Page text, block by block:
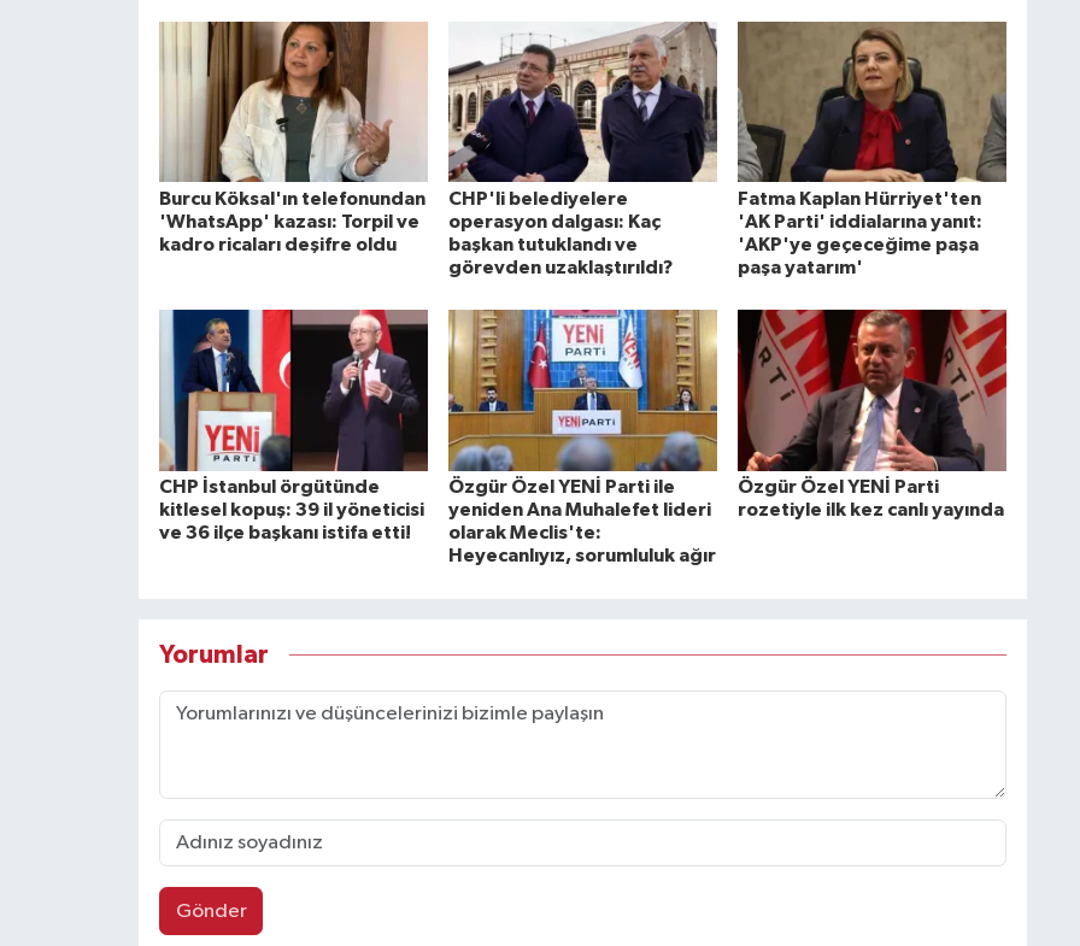
Burcu Köksal'ın telefonundan
'WhatsApp' kazası: Torpil ve
kadro ricaları deşifre oldu
CHP'li belediyelere
operasyon dalgası: Kaç
başkan tutuklandı ve
görevden uzaklaştırıldı?
Fatma Kaplan Hürriyet'ten
'AK Parti' iddialarına yanıt:
'AKP'ye geçeceğime paşa
paşa yatarım'
CHP İstanbul örgütünde
kitlesel kopuş: 39 il yöneticisi
ve 36 ilçe başkanı istifa etti!
Özgür Özel YENİ Parti ile
yeniden Ana Muhalefet lideri
olarak Meclis'te:
Heyecanlıyız, sorumluluk ağır
Özgür Özel YENİ Parti
rozetiyle ilk kez canlı yayında
Yorumlar
Gönder